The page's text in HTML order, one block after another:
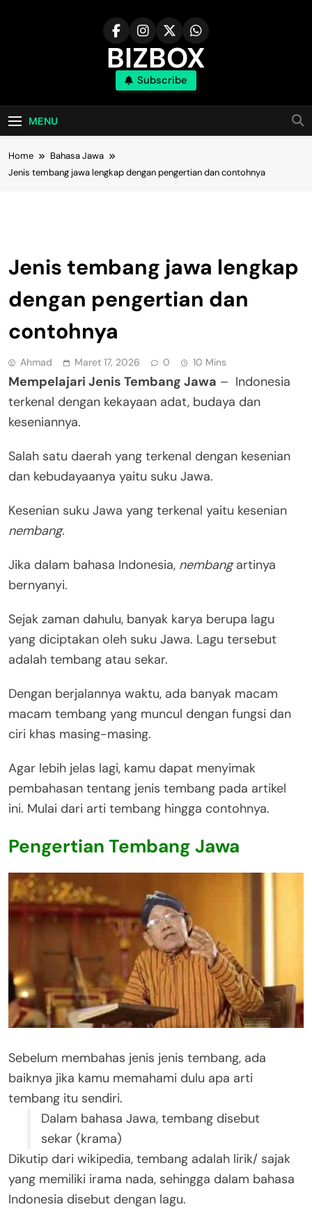
BIZBOX
Bizbox – Media Informasi Terkini
Subscribe
MENU
Home
Bahasa Jawa
Jenis tembang jawa lengkap dengan pengertian dan contohnya
Jenis tembang jawa lengkap
dengan pengertian dan
contohnya
Ahmad Maret 17, 2026 0 10 Mins
Mempelajari Jenis Tembang Jawa – Indonesia
terkenal dengan kekayaan adat, budaya dan
keseniannya.
Salah satu daerah yang terkenal dengan kesenian
dan kebudayaanya yaitu suku Jawa.
Kesenian suku Jawa yang terkenal yaitu kesenian
nembang.
Jika dalam bahasa Indonesia, nembangartinya
bernyanyi.
Sejak zaman dahulu, banyak karya berupa lagu
yang diciptakan oleh suku Jawa. Lagu tersebut
adalah tembang atau sekar.
Dengan berjalannya waktu, ada banyak macam
macam tembang yang muncul dengan fungsi dan
ciri khas masing-masing.
Agar lebih jelas lagi, kamu dapat menyimak
pembahasan tentang jenis tembang pada artikel
ini. Mulai dari arti tembang hingga contohnya.
Pengertian Tembang Jawa
Sebelum membahas jenis jenis tembang, ada
baiknya jika kamu memahami dulu apa arti
tembang itu sendiri.
Dalam bahasa Jawa, tembang disebut
sekar (krama)
Dikutip dari wikipedia, tembang adalah lirik/ sajak
yang memiliki irama nada, sehingga dalam bahasa
Indonesia disebut dengan lagu.